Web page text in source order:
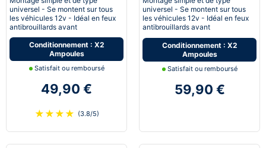
universel - Se montent sur tous
les véhicules 12v - Idéal en feux
antibrouillards avant
Conditionnement : X2
Ampoules
Satisfait ou remboursé
49,90 €
★ ★ ★ ★ (3.8/5)
universel - Se montent sur tous
les véhicules 12v - Idéal en feux
antibrouillards avant
Conditionnement : X2
Ampoules
Satisfait ou remboursé
59,90 €